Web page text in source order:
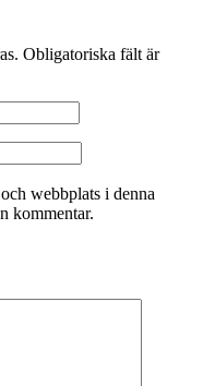
Obligatoriska fält är
webbplats i denna
kommentar.